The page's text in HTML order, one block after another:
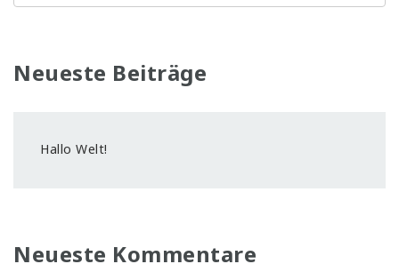
Neueste Beiträge
Hallo Welt!
Neueste Kommentare